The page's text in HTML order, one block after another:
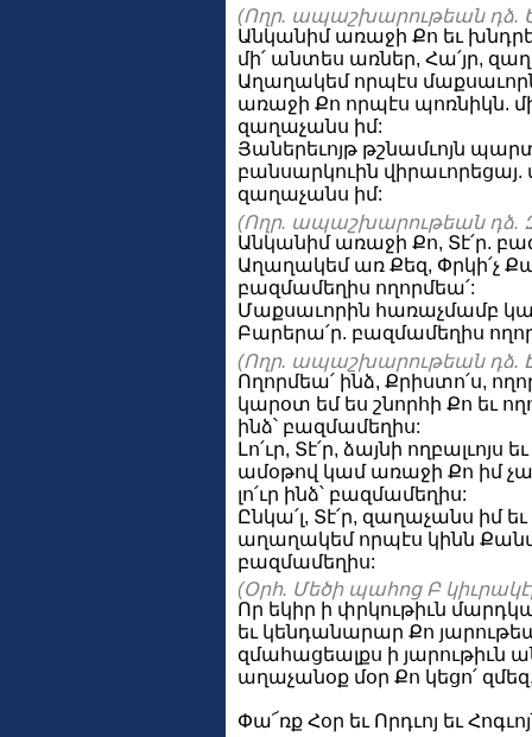
(Ողր. ապաշխարութեան դձ.
Անկանիմ առաջի Քո եւ
մի՛ անտես առներ, Հա՛յր,
Աղաղակեմ որպէս
առաջի Քո որպէս պոռնիկն.
զաղաչանս իմ:
Յաներեւոյթ թշնամւոյն
բանսարկուին վիրաւորեցայ.
զաղաչանս իմ:
(Ողր. ապաշխարութեան դձ.
Անկանիմ առաջի Քո, Տէ՛ր.
Աղաղակեմ առ Քեզ, Փրկի՛չ
բազմամեղիս ողորմեա՛:
Մաքսաւորին հառաչմամբ
Բարերա՛ր. բազմամեղիս
(Ողր. ապաշխարութեան դձ.
Ողորմեա՛ ինձ, Քրիստո՛ս,
կարօտ եմ ես շնորհի Քո եւ
ինձ՝ բազմամեղիս:
Լո՛ւր, Տէ՛ր, ձայնի
ամօթով կամ առաջի Քո իմ
լո՛ւր ինձ՝ բազմամեղիս:
Ընկա՛լ, Տէ՛ր, զաղաչանս իմ
աղաղակեմ որպէս կինն
բազմամեղիս:
(Օրհ. Մեծի պահոց Բ
Որ եկիր ի փրկութիւն
եւ կենդանարար Քո
զմահացեալքս ի յարութիւն
աղաչանօք մօր Քո կեցո՛ զմեզ,
Փա՜ռք Հօր եւ Որդւոյ եւ